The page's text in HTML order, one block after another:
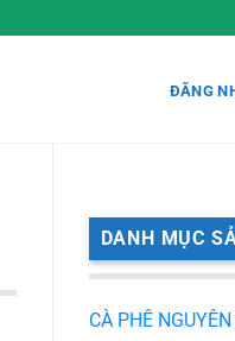
ĐĂNG
DANH MỤC
CÀ PHÊ